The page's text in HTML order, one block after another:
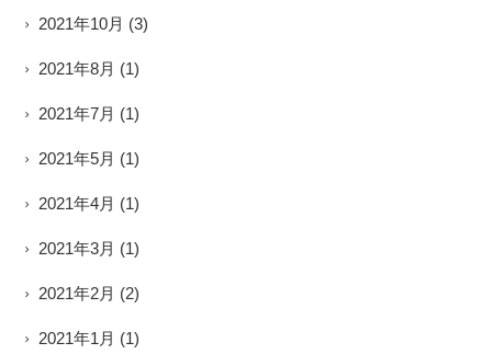
2021年10月 (3)
2021年8月 (1)
2021年7月 (1)
2021年5月 (1)
2021年4月 (1)
2021年3月 (1)
2021年2月 (2)
2021年1月 (1)